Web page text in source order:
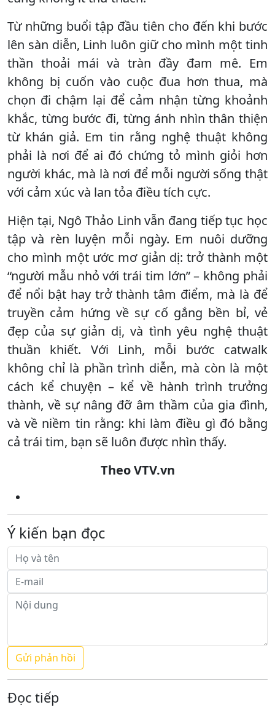
Từ những buổi tập đầu tiên cho đến khi bước
lên sàn diễn, Linh luôn giữ cho mình một tinh
thần thoải mái và tràn đầy đam mê. Em
không bị cuốn vào cuộc đua hơn thua, mà
chọn đi chậm lại để cảm nhận từng khoảnh
khắc, từng bước đi, từng ánh nhìn thân thiện
từ khán giả. Em tin rằng nghệ thuật không
phải là nơi để ai đó chứng tỏ mình giỏi hơn
người khác, mà là nơi để mỗi người sống thật
với cảm xúc và lan tỏa điều tích cực.
Hiện tại, Ngô Thảo Linh vẫn đang tiếp tục học
tập và rèn luyện mỗi ngày. Em nuôi dưỡng
cho mình một ước mơ giản dị: trở thành một
“người mẫu nhỏ với trái tim lớn” – không phải
để nổi bật hay trở thành tâm điểm, mà là để
truyền cảm hứng về sự cố gắng bền bỉ, vẻ
đẹp của sự giản dị, và tình yêu nghệ thuật
thuần khiết. Với Linh, mỗi bước catwalk
không chỉ là phần trình diễn, mà còn là một
cách kể chuyện – kể về hành trình trưởng
thành, về sự nâng đỡ âm thầm của gia đình,
và về niềm tin rằng: khi làm điều gì đó bằng
cả trái tim, bạn sẽ luôn được nhìn thấy.
Theo VTV.vn
Ý kiến bạn đọc
Đọc tiếp